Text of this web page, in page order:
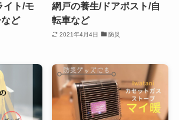
イト/モ
ど
網戸の養生/ドアポスト/自
転車など
2021年4月4日 防災